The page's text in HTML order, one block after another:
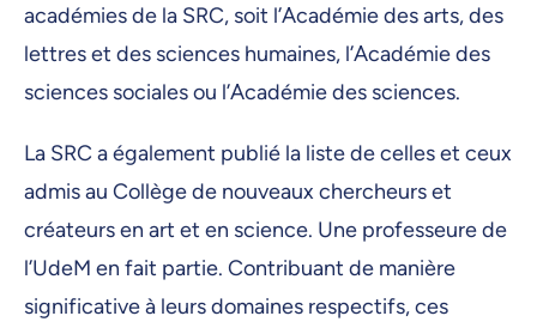
académies de la SRC, soit l’Académie des arts, des
lettres et des sciences humaines, l’Académie des
sciences sociales ou l’Académie des sciences.
La SRC a également publié la liste de celles et ceux
admis au Collège de nouveaux chercheurs et
créateurs en art et en science. Une professeure de
l’UdeM en fait partie. Contribuant de manière
significative à leurs domaines respectifs, ces